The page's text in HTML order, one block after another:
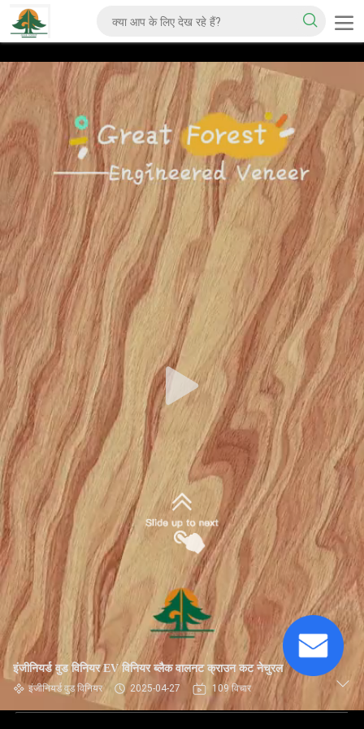
इंजीनियर्ड वुड विनियर EV विनियर ब्लैक वालनट क्राउन कट नेचुरल
इंजीनियर्ड वुड विनियर 2025-04-27 109 विचार